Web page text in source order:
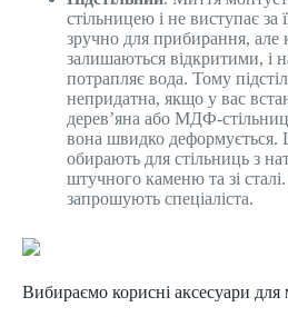
стільницею і не виступає за
зручно для прибирання, але
залишаються відкритими, і
потрапляє вода. Тому
непридатна, якщо у вас
дерев’яна або МДФ-
вона швидко деформується.
обирають для стільниць з
штучного каменю та зі
запрошують спеціаліста.
Вибираємо корисні аксесуари